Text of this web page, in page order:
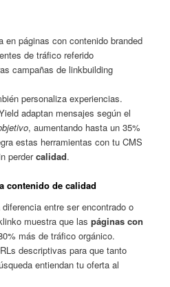
en páginas con contenido branded
de tráfico referido
campañas de linkbuilding
personaliza experiencias.
adaptan mensajes según el
, aumentando hasta un 35%
estas herramientas con tu CMS
perdercalidad.
contenido de calidad
entre ser encontrado o
muestra que laspáginas con
más de tráfico orgánico.
descriptivas para que tanto
entiendan tu oferta al